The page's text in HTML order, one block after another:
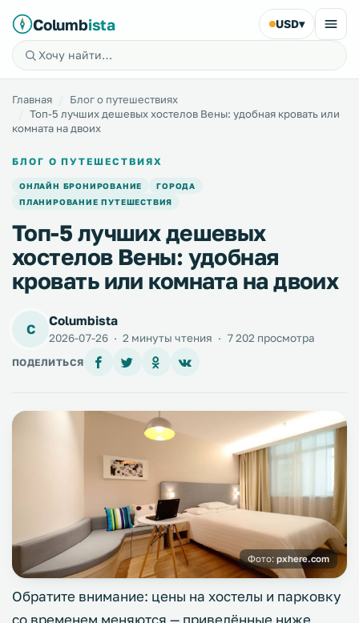
Columbista USD▾
Главная
Блог о путешествиях
Топ-5 лучших дешевых хостелов Вены: удобная кровать или
комната на двоих
БЛОГ О ПУТЕШЕСТВИЯХ
ОНЛАЙН БРОНИРОВАНИЕ
ГОРОДА
ПЛАНИРОВАНИЕ ПУТЕШЕСТВИЯ
Топ-5 лучших дешевых
хостелов Вены: удобная
кровать или комната на двоих
C
Columbista
2026-07-26 · 2 минуты чтения · 7 202 просмотра
ПОДЕЛИТЬСЯ
Фото: pxhere.com
Обратите внимание: цены на хостелы и парковку
со временем меняются — приведённые ниже